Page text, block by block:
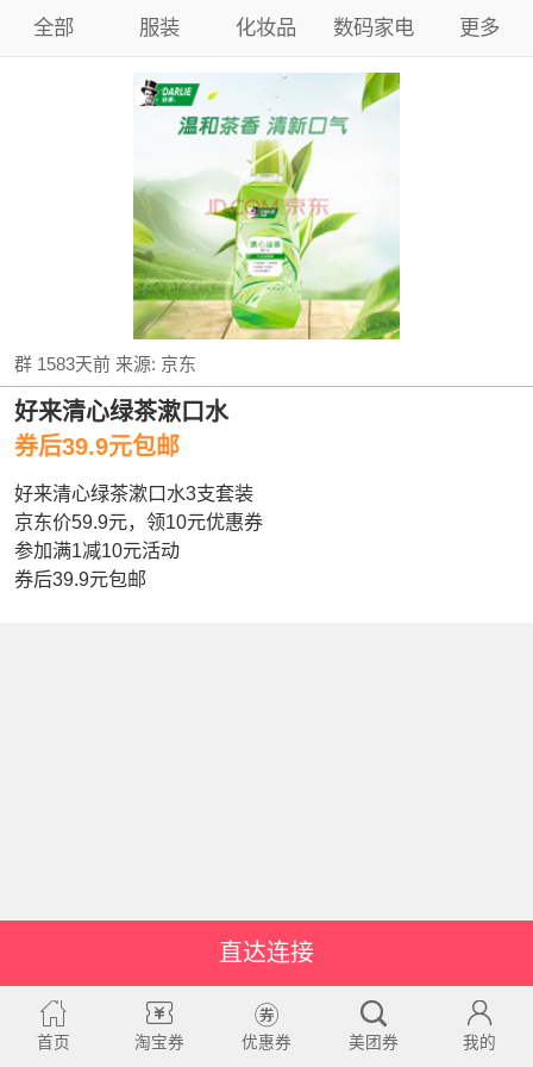
全部 服装 化妆品 数码家电 更多
群 1583天前来源: 京东
好来清心绿茶漱口水
券后39.9元包邮
好来清心绿茶漱口水3支套装
京东价59.9元，领10元优惠券
参加满1减10元活动
券后39.9元包邮
直达连接
首页 淘宝券 优惠券 美团券 我的